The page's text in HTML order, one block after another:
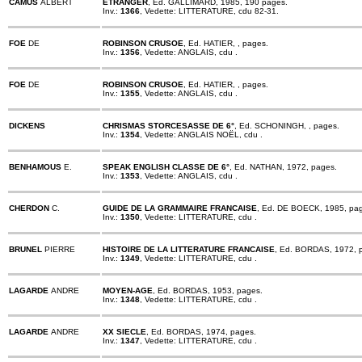
CAMUS ALBERT ETRANGER , Ed. GALLIMARD, 1985, 190 pages.
Inv.: 1366 , Vedette: LITTERATURE, cdu 82-31.
FOE DE ROBINSON CRUSOE , Ed. HATIER, , pages.
Inv.: 1356 , Vedette: ANGLAIS, cdu .
FOE DE ROBINSON CRUSOE , Ed. HATIER, , pages.
Inv.: 1355 , Vedette: ANGLAIS, cdu .
DICKENS CHRISMAS STORCESASSE DE 6° , Ed. SCHONINGH, , pages.
Inv.: 1354 , Vedette: ANGLAIS NOËL, cdu .
BENHAMOUS E. SPEAK ENGLISH CLASSE DE 6° , Ed. NATHAN, 1972, pages.
Inv.: 1353 , Vedette: ANGLAIS, cdu .
CHERDON C. GUIDE DE LA GRAMMAIRE FRANCAISE , Ed. DE BOECK, 1985,
Inv.: 1350 , Vedette: LITTERATURE, cdu .
BRUNEL PIERRE HISTOIRE DE LA LITTERATURE FRANCAISE , Ed. BORDAS, 1972,
Inv.: 1349 , Vedette: LITTERATURE, cdu .
LAGARDE ANDRE MOYEN-AGE , Ed. BORDAS, 1953, pages.
Inv.: 1348 , Vedette: LITTERATURE, cdu .
LAGARDE ANDRE XX SIECLE , Ed. BORDAS, 1974, pages.
Inv.: 1347 , Vedette: LITTERATURE, cdu .